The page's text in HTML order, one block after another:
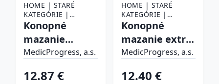
HOME | STARÉ
KATEGÓRIE |
KOZMETIKA,
DROGÉRIA |
PRÍRODNÉ MASTI,
GÉLY, OLEJE, SILICE |
KONSKÉ A KONOPNÉ
MASTI
Konopné
mazanie
hrejivé 250 ml
MedicProgress, a.s.
12.87 €
HOME | STARÉ
KATEGÓRIE |
KOZMETIKA,
DROGÉRIA |
PRÍRODNÉ MASTI,
GÉLY, OLEJE, SILICE |
KONSKÉ A KONOPNÉ
MASTI
Konopné
mazanie extra
chladivé 250 ml
MedicProgress, a.s.
12.40 €